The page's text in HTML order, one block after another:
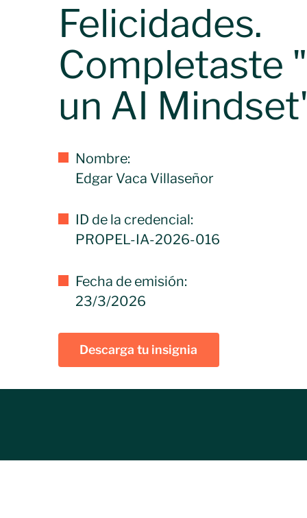
Felicidades.
Completaste
un AI
Nombre:
Edgar Vaca Villaseñor
ID de la credencial:
PROPEL-IA-2026-016
Fecha de emisión:
23/3/2026
Descarga tu insignia